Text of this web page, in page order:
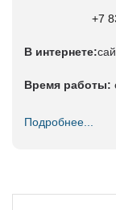
+7
В интернете:
Время работы:
Подробнее...